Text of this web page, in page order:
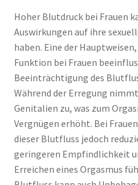
Hoher Blutdruck bei Frauen
Auswirkungen auf ihre
haben. Eine der
Funktion bei Frauen
Beeinträchtigung des
Während der Erregung
Genitalien zu, was zum
Vergnügen erhöht. Bei
dieser Blutfluss jedoch
geringeren Empfindlichkeit
Erreichen eines Orgasmus